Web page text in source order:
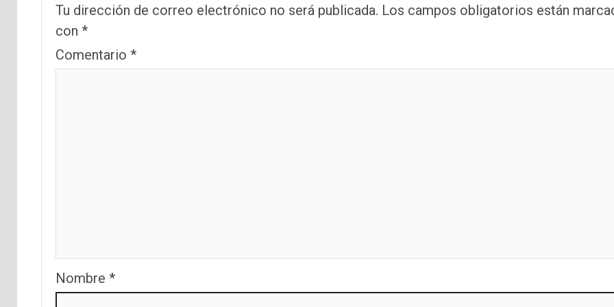
Tu dirección de correo electrónico no será publicada. Los campos obligatorios están
con *
Comentario *
Nombre *